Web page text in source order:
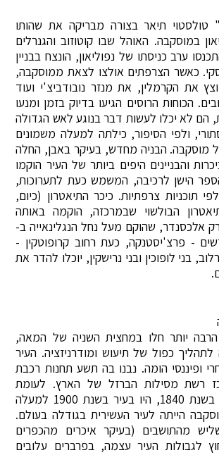
תיאר בצורה מבריקה את שהותו
במוסקבה. האוהל שבו קוטוזוב והגנרלים
ערב כניסתו של נפוליאון, הונצח בבניין
כאשר הצרפתים אולצו לצאת ממוסקבה,
את הקרמלין, את מנזר נובודביצ'י ועוד
הכוחות הרוסים הגיעו בדיוק בזמן ומנעו
הם לא יכלו לעשות דבר בנוגע לאש הגדולה
ולפי הסיפור, כילתה למעלה משמונים
מוסקבה. הבניה מחדש, בעיקר באבן, החלה
והבניינים היפים ביותר של העיר הוקמו
הישן לרכיבה, המשמש כעת לתערוכות,
הושלם ב- 1825 לפי תוכניות צרפתיות. כיכר התיאטרון (כיום,
הבולשוי שבמרכזה, הוקמה באותה
אלכסנדר, שהוקם מעל נחל הנגלינאייה ב-
חדשים - פרצ'יסטנקה, כעת רחוב קרופוטקין -
בני לופוכין ובני נרישקין, יוכלו להדר את
הרבה יותר חלו במחצית השניה של המאה,
כפול של תיעוש ומודרניזציה. העיר
ופיננסי הומה. נבנו בה תשע תחנות רכבת
רשת מסילות הברזל של הארץ. לעומת
350,000 תושבים בשנת 1840, היו בעיר בשנת 1900 למעלה
הייתה לעיר העשירית בגודלה בעולם.
מהתושבים (בעיקר איכרים מהכפרים
לגבולות העיר עצמה, בפרברים עלובים